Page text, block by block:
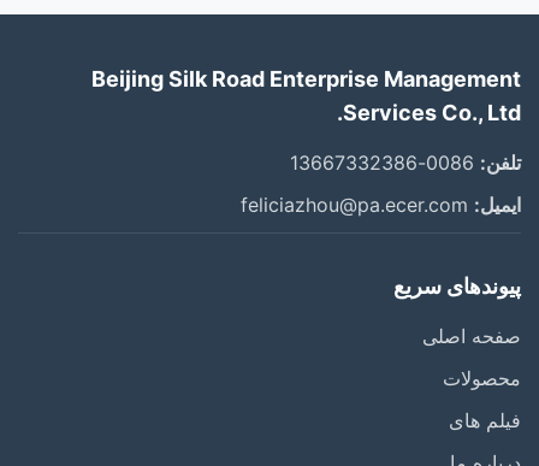
Beijing Silk Road Enterprise Management
Services Co., Ltd.
تلفن:
ایمیل:
پیوندهای سریع
صفحه اصلی
محصولات
فیلم های